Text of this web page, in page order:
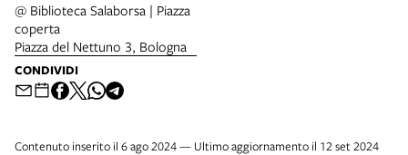
@ Biblioteca Salaborsa | Piazza
coperta
Piazza del Nettuno 3, Bologna
CONDIVIDI
Contenuto inserito il 6 ago 2024 — Ultimo aggiornamento il 12 set 2024